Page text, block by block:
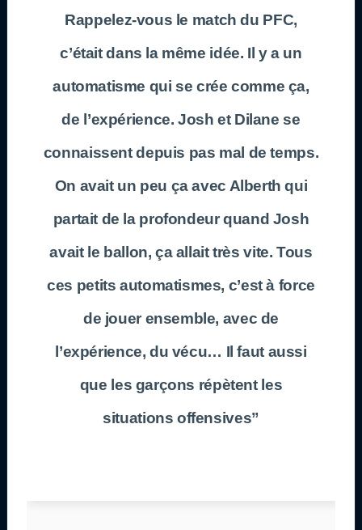
Rappelez-vous le match du PFC,
c’était dans la même idée. Il y a un
automatisme qui se crée comme ça,
de l’expérience. Josh et Dilane se
connaissent depuis pas mal de temps.
On avait un peu ça avec Alberth qui
partait de la profondeur quand Josh
avait le ballon, ça allait très vite. Tous
ces petits automatismes, c’est à force
de jouer ensemble, avec de
l’expérience, du vécu… Il faut aussi
que les garçons répètent les
situations offensives”